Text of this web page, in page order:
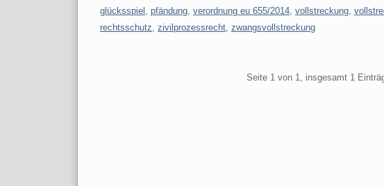
glücksspiel
pfändung verordnung eu 655/2014 vollstreckung
rechtsschutz zivilprozessrecht zwangsvollstreckung
Seite 1 von 1, insgesamt 1